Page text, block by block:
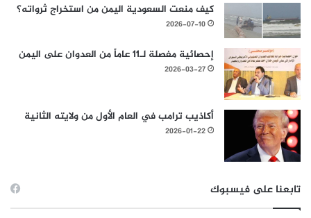
كيف منعت السعودية اليمن من استخراج ثرواته؟
2026-07-10
إحصائية مفصلة لـ11 عاماً من العدوان على اليمن
2026-03-27
أكاذيب ترامب في العام الأول من ولايته الثانية
2026-01-22
تابعنا على فيسبوك